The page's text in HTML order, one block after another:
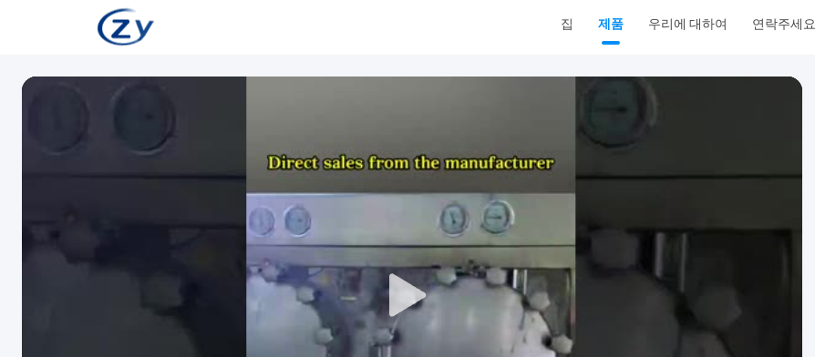
집 제품 우리에 대하여 연락주세요